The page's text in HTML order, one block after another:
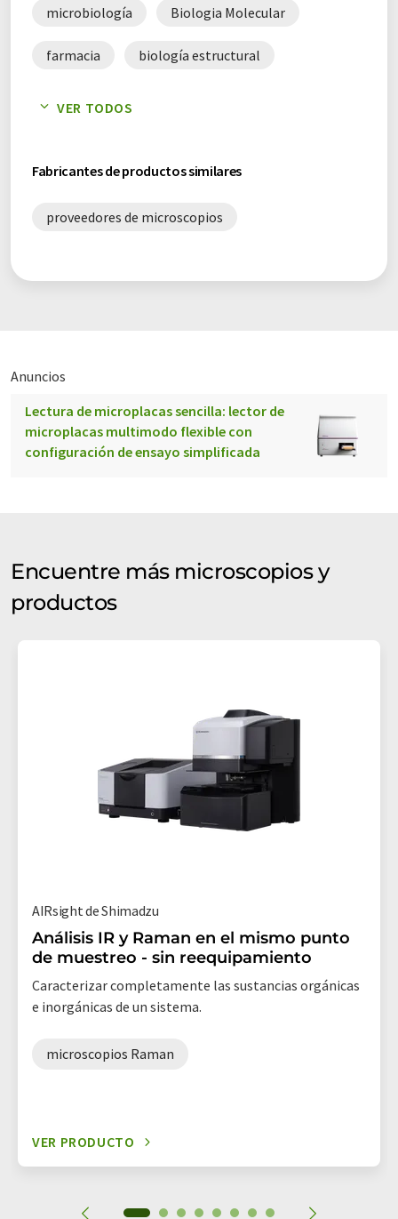
microbiología Biologia Molecular
farmacia biología estructural
microscopía electrónica de transmisión
inspección de muestras
crio-tomografía microscopía electrónica
VER TODOS
Fabricantes de productos similares
proveedores de microscopios
Anuncios
Lectura de microplacas sencilla: lector de
microplacas multimodo flexible con
configuración de ensayo simplificada
Encuentre más microscopios y
productos
AIRsight de Shimadzu
Análisis IR y Raman en el mismo punto
de muestreo - sin reequipamiento
Caracterizar completamente las sustancias orgánicas
e inorgánicas de un sistema.
microscopios Raman
VER PRODUCTO